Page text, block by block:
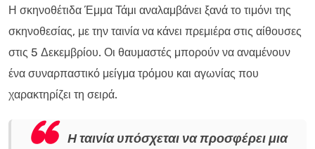
Η σκηνοθέτιδα Έμμα Τάμι αναλαμβάνει ξανά το τιμόνι της
σκηνοθεσίας, με την ταινία να κάνει πρεμιέρα στις αίθουσες
στις 5 Δεκεμβρίου. Οι θαυμαστές μπορούν να αναμένουν
ένα συναρπαστικό μείγμα τρόμου και αγωνίας που
χαρακτηρίζει τη σειρά.
Η ταινία υπόσχεται να προσφέρει μια